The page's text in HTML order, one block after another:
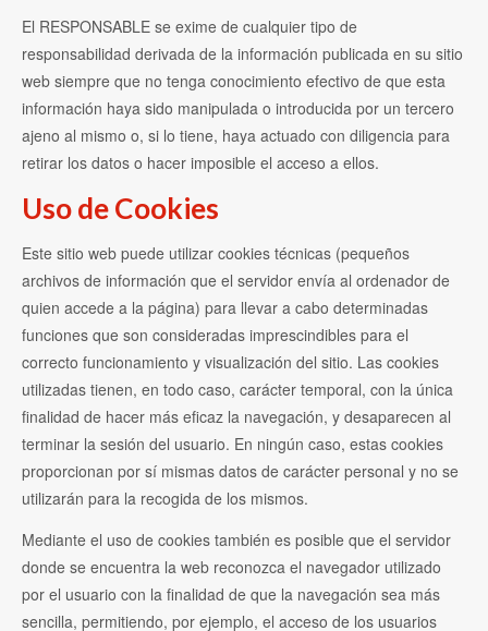
El RESPONSABLE se exime de cualquier tipo de
responsabilidad derivada de la información publicada en su sitio
web siempre que no tenga conocimiento efectivo de que esta
información haya sido manipulada o introducida por un tercero
ajeno al mismo o, si lo tiene, haya actuado con diligencia para
retirar los datos o hacer imposible el acceso a ellos.
Uso de Cookies
Este sitio web puede utilizar cookies técnicas (pequeños
archivos de información que el servidor envía al ordenador de
quien accede a la página) para llevar a cabo determinadas
funciones que son consideradas imprescindibles para el
correcto funcionamiento y visualización del sitio. Las cookies
utilizadas tienen, en todo caso, carácter temporal, con la única
finalidad de hacer más eficaz la navegación, y desaparecen al
terminar la sesión del usuario. En ningún caso, estas cookies
proporcionan por sí mismas datos de carácter personal y no se
utilizarán para la recogida de los mismos.
Mediante el uso de cookies también es posible que el servidor
donde se encuentra la web reconozca el navegador utilizado
por el usuario con la finalidad de que la navegación sea más
sencilla, permitiendo, por ejemplo, el acceso de los usuarios